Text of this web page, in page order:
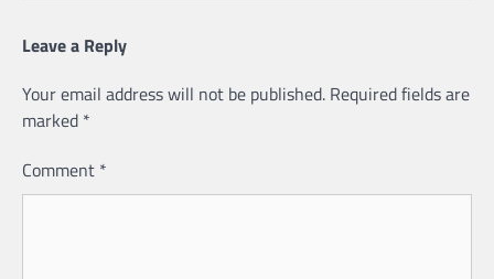
Leave a Reply
Your email address will not be published. Required fields are
marked *
Comment *